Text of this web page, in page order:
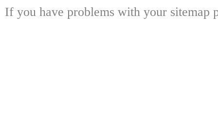
If you have problems with your sitemap